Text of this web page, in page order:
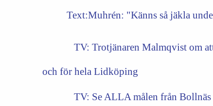
Text:Muhrén: "Känns så jäkla
TV: Trotjänaren Malmqvist om
och för hela Lidköping
TV: Se ALLA målen från